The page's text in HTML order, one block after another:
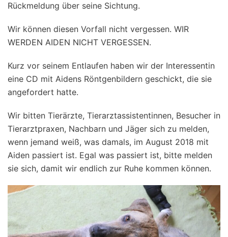
Rückmeldung über seine Sichtung.
Wir können diesen Vorfall nicht vergessen. WIR
WERDEN AIDEN NICHT VERGESSEN.
Kurz vor seinem Entlaufen haben wir der Interessentin
eine CD mit Aidens Röntgenbildern geschickt, die sie
angefordert hatte.
Wir bitten Tierärzte, Tierarztassistentinnen, Besucher in
Tierarztpraxen, Nachbarn und Jäger sich zu melden,
wenn jemand weiß, was damals, im August 2018 mit
Aiden passiert ist. Egal was passiert ist, bitte melden
sie sich, damit wir endlich zur Ruhe kommen können.